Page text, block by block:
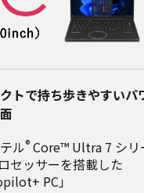
トで持ち歩きやすいパ
ル® Core™ Ultra 7 シリ
セッサーを搭載した
PC」